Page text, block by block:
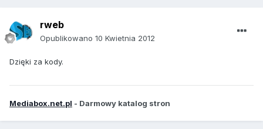
rweb
Opublikowano 10 Kwietnia 2012
Dzięki za kody.
Mediabox.net.pl - Darmowy katalog stron